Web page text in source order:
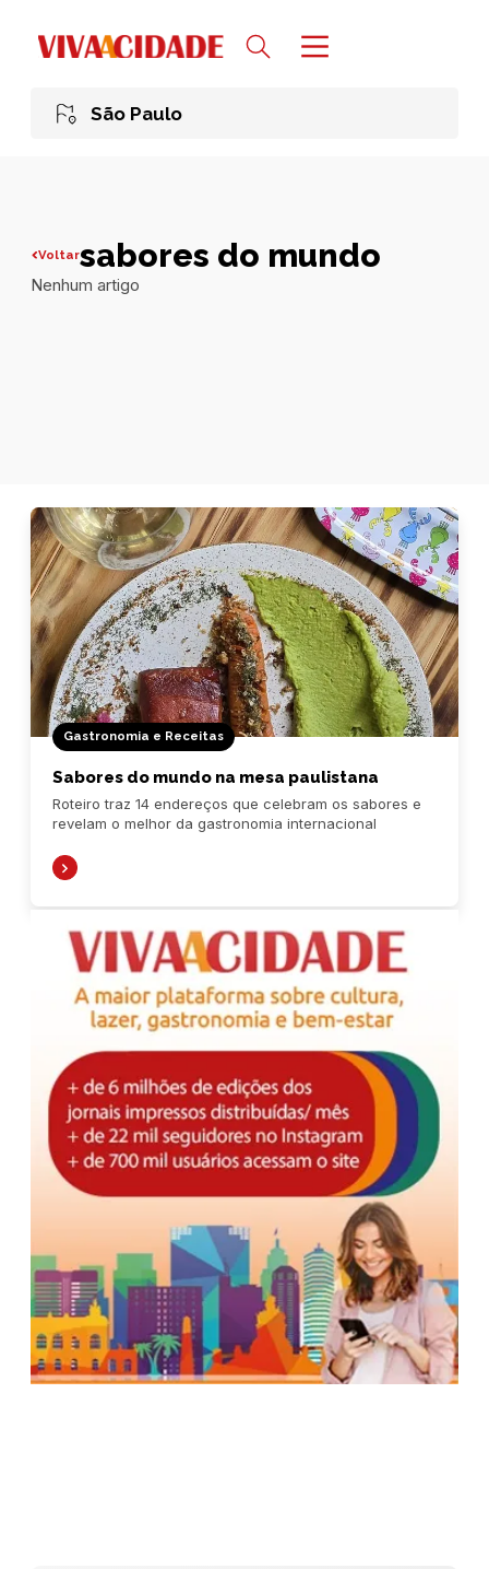
São Paulo
Voltarsabores do mundo
Nenhum artigo
Gastronomia e Receitas
Sabores do mundo na mesa paulistana
Roteiro traz 14 endereços que celebram os sabores e
revelam o melhor da gastronomia internacional